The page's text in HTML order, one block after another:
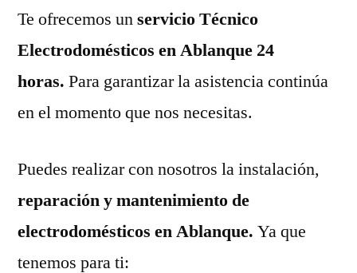
Te ofrecemos unservicio Técnico
Electrodomésticos en Ablanque 24
horas. Para garantizar la asistencia continúa
en el momento que nos necesitas.
Puedes realizar con nosotros la instalación,
reparación y mantenimiento de
electrodomésticos en Ablanque. Ya que
tenemos para ti: